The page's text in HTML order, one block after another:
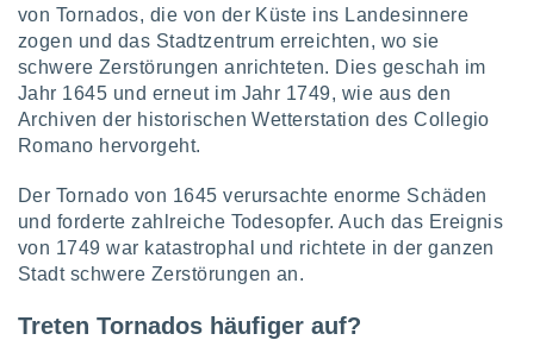
von Tornados, die von der Küste ins Landesinnere
zogen und das Stadtzentrum erreichten, wo sie
schwere Zerstörungen anrichteten. Dies geschah im
Jahr 1645 und erneut im Jahr 1749, wie aus den
Archiven der historischen Wetterstation des Collegio
Romano hervorgeht.
Der Tornado von 1645 verursachte enorme Schäden
und forderte zahlreiche Todesopfer. Auch das Ereignis
von 1749 war katastrophal und richtete in der ganzen
Stadt schwere Zerstörungen an.
Treten Tornados häufiger auf?